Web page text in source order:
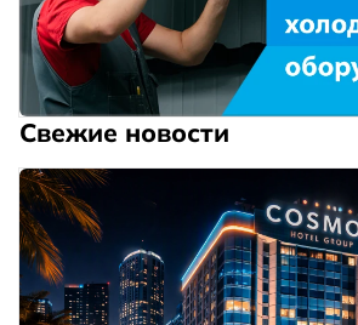
Свежие новости